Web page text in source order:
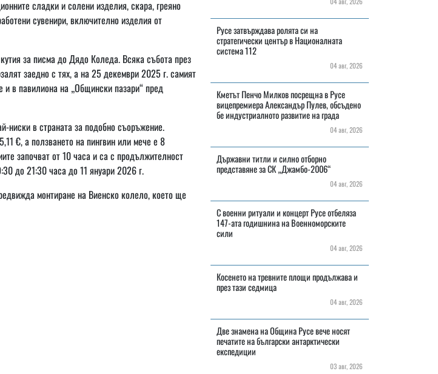
сладки и солени изделия, скара, греяно
сувенири, включително изделия от
за писма до Дядо Коледа. Всяка събота през
заедно с тях, а на 25 декември 2025 г. самият
в павилиона на „Общински пазари“ пред
ниски в страната за подобно съоръжение.
€, а ползването на пингвин или мече е 8
започват от 10 часа и са с продължителност
до 21:30 часа до 11 януари 2026 г.
монтиране на Виенско колело, което ще
Русе затвърждава ролята си на
стратегически център в Националната
система 112
04 авг, 2026
Кметът Пенчо Милков посрещна в Русе
вицепремиера Александър Пулев, обсъдено
бе индустриалното развитие на града
04 авг, 2026
Държавни титли и силно отборно
представяне за СК „Джамбо-2006“
04 авг, 2026
С военни ритуали и концерт Русе отбеляза
147-ата годишнина на Военноморските
сили
04 авг, 2026
Косенето на тревните площи продължава и
през тази седмица
04 авг, 2026
Две знамена на Община Русе вече носят
печатите на български антарктически
експедиции
03 авг, 2026